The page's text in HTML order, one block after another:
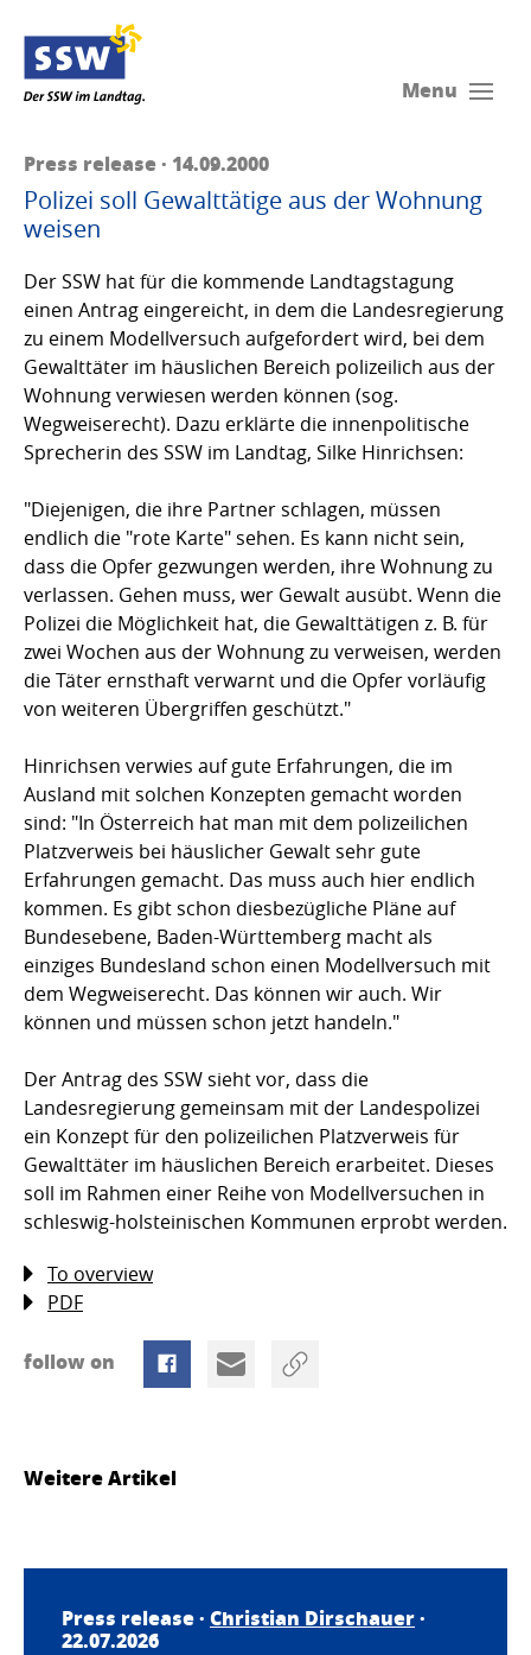
Menu
Press release · 14.09.2000
Polizei soll Gewalttätige aus der Wohnung
weisen
Der SSW hat für die kommende Landtagstagung
einen Antrag eingereicht, in dem die Landesregierung
zu einem Modellversuch aufgefordert wird, bei dem
Gewalttäter im häuslichen Bereich polizeilich aus der
Wohnung verwiesen werden können (sog.
Wegweiserecht). Dazu erklärte die innenpolitische
Sprecherin des SSW im Landtag, Silke Hinrichsen:
"Diejenigen, die ihre Partner schlagen, müssen
endlich die "rote Karte" sehen. Es kann nicht sein,
dass die Opfer gezwungen werden, ihre Wohnung zu
verlassen. Gehen muss, wer Gewalt ausübt. Wenn die
Polizei die Möglichkeit hat, die Gewalttätigen z. B. für
zwei Wochen aus der Wohnung zu verweisen, werden
die Täter ernsthaft verwarnt und die Opfer vorläufig
von weiteren Übergriffen geschützt."
Hinrichsen verwies auf gute Erfahrungen, die im
Ausland mit solchen Konzepten gemacht worden
sind: "In Österreich hat man mit dem polizeilichen
Platzverweis bei häuslicher Gewalt sehr gute
Erfahrungen gemacht. Das muss auch hier endlich
kommen. Es gibt schon diesbezügliche Pläne auf
Bundesebene, Baden-Württemberg macht als
einziges Bundesland schon einen Modellversuch mit
dem Wegweiserecht. Das können wir auch. Wir
können und müssen schon jetzt handeln."
Der Antrag des SSW sieht vor, dass die
Landesregierung gemeinsam mit der Landespolizei
ein Konzept für den polizeilichen Platzverweis für
Gewalttäter im häuslichen Bereich erarbeitet. Dieses
soll im Rahmen einer Reihe von Modellversuchen in
schleswig-holsteinischen Kommunen erprobt werden.
To overview
PDF
follow on
Weitere Artikel
Press release · Christian Dirschauer·
22.07.2026